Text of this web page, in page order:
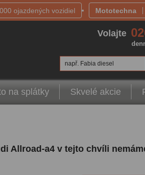
ojazdených vozidiel Mototechna
např. Fabia diesel
Allroad-a4 v tejto chvíli
na splátky Skvelé akcie
Volajte